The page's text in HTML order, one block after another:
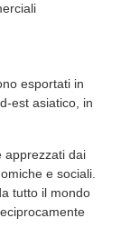
esportati in
est asiatico, in
apprezzati dai
e sociali.
tutto il mondo